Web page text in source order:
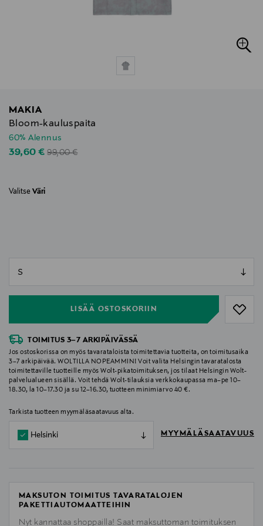
MAKIA
Bloom-kauluspaita
60% Alennus
Discounted Price
39,60 €Original Price
99,00 €
Valitse Väri
LISÄÄ OSTOSKORIIN
TOIMITUS 3–7 ARKIPÄIVÄSSÄ
Jos ostoskorissa on myös tavarataloista toimitettavia tuotteita, on toimitusaika
3–7 arkipäivää. WOLTILLA NOPEAMMIN! Voit valita Helsingin tavaratalosta
toimitettaville tuotteille myös Wolt-pikatoimituksen, jos tilaat Helsingin Wolt-
palvelualueen sisällä. Voit tehdä Wolt-tilauksia verkkokaupassa ma–pe 10–
18.30, la 10–17.30 ja su 12–16.30, tuotteen minimiarvo 40 €.
Tarkista tuotteen myymäläsaatavuus alta.
Helsinki MYYMÄLÄSAATAVUUS
MAKSUTON TOIMITUS TAVARATALOJEN
PAKETTIAUTOMAATTEIHIN
Nyt kannattaa shoppailla! Saat maksuttoman toimituksen